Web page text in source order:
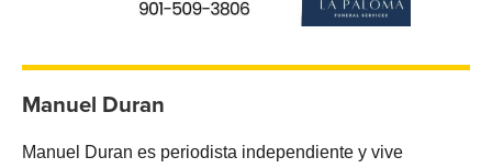
Manuel Duran
Manuel Duran es periodista independiente y vive